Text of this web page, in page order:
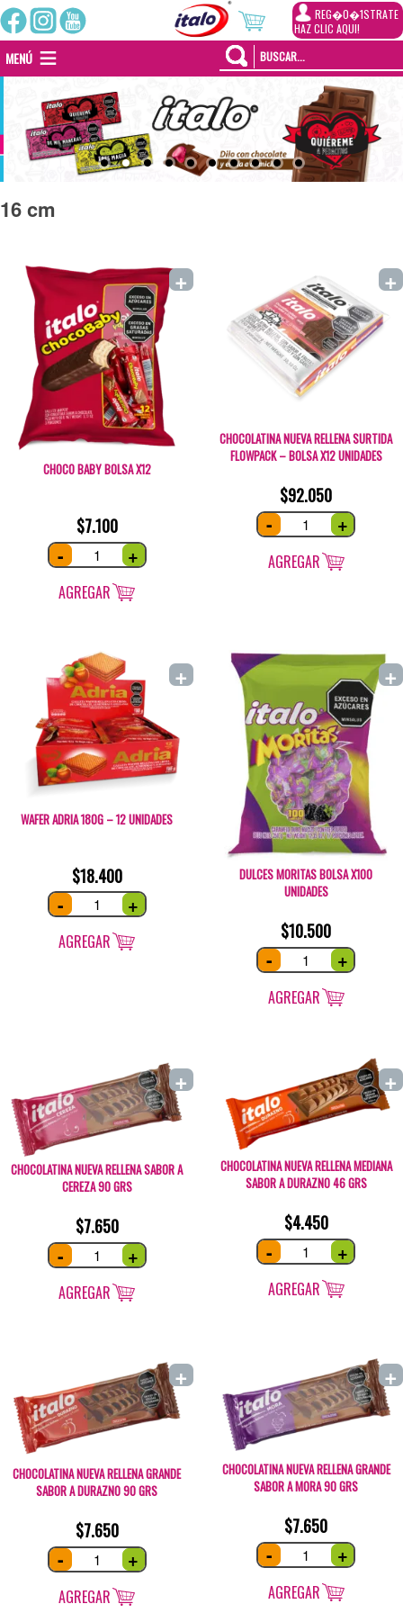
REG�0�1STRATE
HAZ CLIC AQUI!
MENÚ
16 cm
CHOCO BABY BOLSA X12
$7.100
- Choco
Baby
bolsa
quantity
+
AGREGAR
+
CHOCOLATINA NUEVA RELLENA SURTIDA
FLOWPACK – BOLSA X12 UNIDADES
$92.050
- CHOCOLATINA
NUEVA
RELLENA
FLOWPACK
-
+
AGREGAR
+
WAFER ADRIA 180G – 12 UNIDADES
$18.400
- Wafer
Adria
180g
12
unidades
+
AGREGAR
+
DULCES MORITAS BOLSA X100
UNIDADES
$10.500
- Dulces
Moritas
bolsa
unidades
quantity
+
AGREGAR
+
CHOCOLATINA NUEVA RELLENA SABOR A
CEREZA 90 GRS
$7.650
- CHOCOLATINA
NUEVA
RELLENA
A
CEREZA
+
AGREGAR
+
CHOCOLATINA NUEVA RELLENA MEDIANA
SABOR A DURAZNO 46 GRS
$4.450
- CHOCOLATINA
NUEVA
RELLENA
SABOR
A
+
AGREGAR
+
CHOCOLATINA NUEVA RELLENA GRANDE
SABOR A DURAZNO 90 GRS
$7.650
- CHOCOLATINA
NUEVA
RELLENA
SABOR
A
+
AGREGAR
+
CHOCOLATINA NUEVA RELLENA GRANDE
SABOR A MORA 90 GRS
$7.650
- CHOCOLATINA
NUEVA
RELLENA
SABOR
A
+
AGREGAR
+